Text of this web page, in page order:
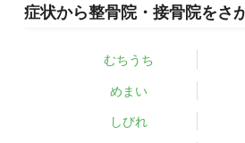
症状から整骨院・接骨院をさ
むちうち
めまい
しびれ